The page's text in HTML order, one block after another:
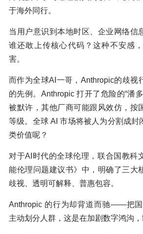
于海外同行。
当用户意识到本地时区、企业网络信
谁还敢上传核心代码？这种不安感
害。
而作为全球AI一哥，Anthropic的歧视
的先例。Anthropic 打开了危险的“潘
被默许，其他厂商可能跟风效仿，按
等级。全球 AI 市场将被人为分割成封
类价值呢？
对于AI时代的全球伦理，联合国教科
能伦理问题建议书》中，明确了三
歧视、透明可解释、普惠包容。
Anthropic 的行为却背道而驰——把国
主动划分人群，这是在加剧数字鸿沟，